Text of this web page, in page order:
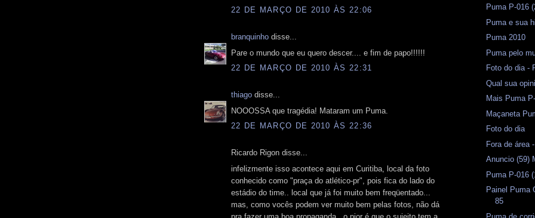
22 DE MARÇO DE 2010 ÀS 22:06
branquinho disse...
Pare o mundo que eu quero descer.... e fim de papo!!!!!!
22 DE MARÇO DE 2010 ÀS 22:31
thiago disse...
NOOOSSA que tragédia! Mataram um Puma.
22 DE MARÇO DE 2010 ÀS 22:36
Ricardo Rigon disse...
infelizmente isso acontece aqui em Curitiba, local da foto
conhecido como "praça do atlético-pr", pois fica do lado do
estádio do time.. local que já foi muito bem freqüentado...
mas, como vocês podem ver muito bem pelas fotos, não dá
Puma P-016
Puma e sua
Puma 2010
Puma pelo
Foto do dia -
Qual sua
Mais Puma
Maçaneta
Foto do dia
Fora de área
Anuncio (59)
Puma P-016
Painel Puma
85